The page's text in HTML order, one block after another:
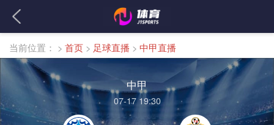
当前位置： > 首页 > 足球直播 > 中甲直播
中甲
07-17 19:30